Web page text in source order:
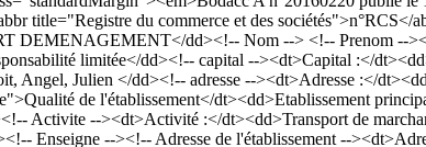
title="Registre du commerce et des
DEMENAGEMENT</dd><!-- Nom --> <!-- Prenom --
limitée</dd><!-- capital --><dt>Capital :</
Angel, Julien </dd><!-- adresse --><dt>Adresse :</
de l'établissement</dt><dd>Etablissement
Activite --><dt>Activité :</dt><dd>Transport de
Enseigne --><!-- Adresse de l'établissement --